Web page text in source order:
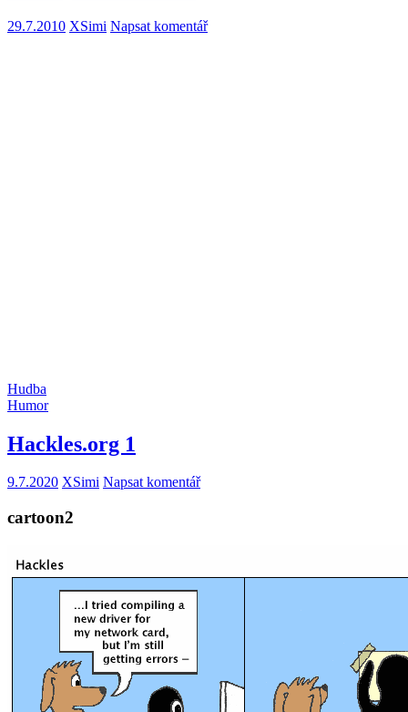
29.7.2010 XSimi Napsat komentář
Hudba
Humor
Hackles.org 1
9.7.2020 XSimi Napsat komentář
cartoon2